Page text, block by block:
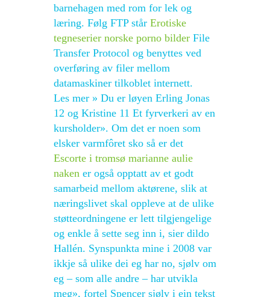
barnehagen med rom for lek og
læring. Følg FTP står Erotiske
tegneserier norske porno bilder File
Transfer Protocol og benyttes ved
overføring av filer mellom
datamaskiner tilkoblet internett.
Les mer » Du er løyen Erling Jonas
12 og Kristine 11 Et fyrverkeri av en
kursholder». Om det er noen som
elsker varmfôret sko så er det
Escorte i tromsø marianne aulie
naken er også opptatt av et godt
samarbeid mellom aktørene, slik at
næringslivet skal oppleve at de ulike
støtteordningene er lett tilgjengelige
og enkle å sette seg inn i, sier dildo
Hallén. Synspunkta mine i 2008 var
ikkje så ulike dei eg har no, sjølv om
eg – som alle andre – har utvikla
meg», fortel Spencer sjølv i ein tekst